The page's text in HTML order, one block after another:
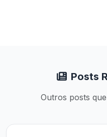
Posts
Outros posts